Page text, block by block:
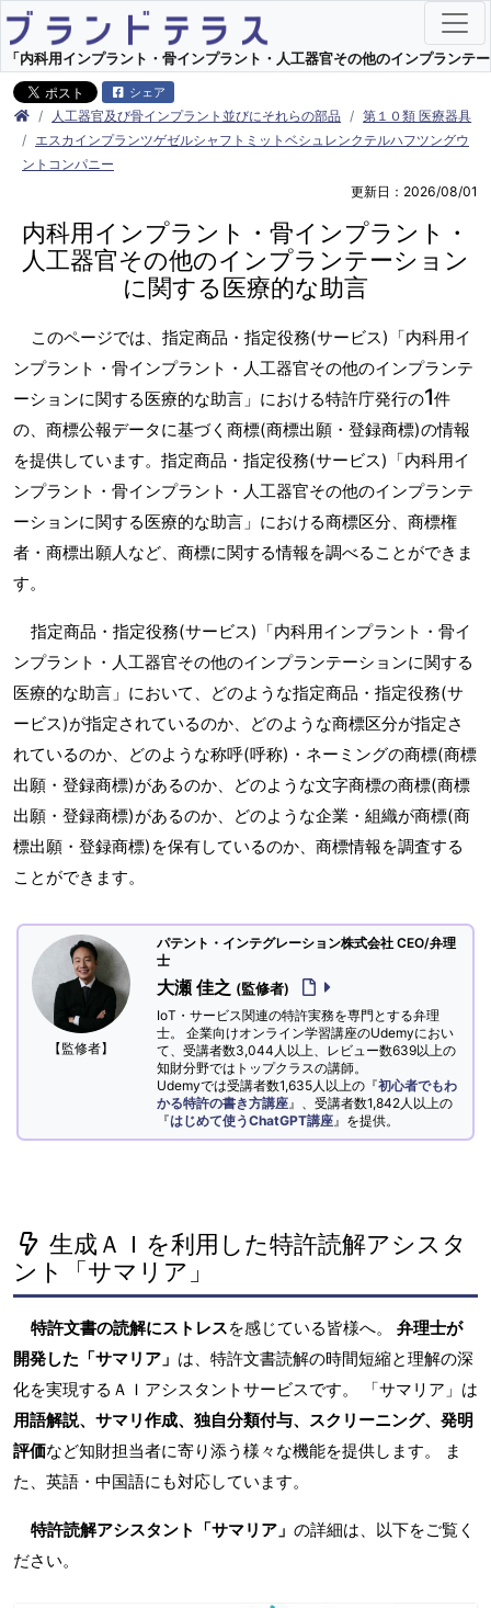
「内科用インプラント・骨インプラント・人工器官その他のインプラン
シェア
人工器官及び骨インプラント並びにそれらの部品
第１０類 医療器具
エスカインプランツゲゼルシャフトミットベシュレンクテルハフツングウ
ントコンパニー
更新日：2026/08/01
内科用インプラント・骨インプラント・
人工器官その他のインプランテーション
に関する医療的な助言
このページでは、指定商品・指定役務(サービス)「内科用イ
ンプラント・骨インプラント・人工器官その他のインプランテ
ーションに関する医療的な助言」における特許庁発行の1件
の、商標公報データに基づく商標(商標出願・登録商標)の情報
を提供しています。指定商品・指定役務(サービス)「内科用イ
ンプラント・骨インプラント・人工器官その他のインプランテ
ーションに関する医療的な助言」における商標区分、商標権
者・商標出願人など、商標に関する情報を調べることができま
す。
指定商品・指定役務(サービス)「内科用インプラント・骨イ
ンプラント・人工器官その他のインプランテーションに関する
医療的な助言」において、どのような指定商品・指定役務(サ
ービス)が指定されているのか、どのような商標区分が指定さ
れているのか、どのような称呼(呼称)・ネーミングの商標(商標
出願・登録商標)があるのか、どのような文字商標の商標(商標
出願・登録商標)があるのか、どのような企業・組織が商標(商
標出願・登録商標)を保有しているのか、商標情報を調査する
ことができます。
【監修者】
パテント・インテグレーション株式会社 CEO/弁理
士
大瀬 佳之 (監修者)
IoT・サービス関連の特許実務を専門とする弁理
士。 企業向けオンライン学習講座のUdemyにおい
て、受講者数3,044人以上、レビュー数639以上の
知財分野ではトップクラスの講師。
Udemyでは受講者数1,635人以上の『初心者でもわ
かる特許の書き方講座 』、受講者数1,842人以上の
『はじめて使うChatGPT講座 』を提供。
生成ＡＩを利用した特許読解アシスタ
ント「サマリア」
特許文書の読解にストレスを感じている皆様へ。 弁理士が
開発した「サマリア」 は、特許文書読解の時間短縮と理解の深
化を実現するＡＩアシスタントサービスです。 「サマリア」は
用語解説、サマリ作成、独自分類付与、スクリーニング、発明
評価など知財担当者に寄り添う様々な機能を提供します。 ま
た、英語・中国語にも対応しています。
特許読解アシスタント「サマリア」 の詳細は、以下をご覧く
ださい。